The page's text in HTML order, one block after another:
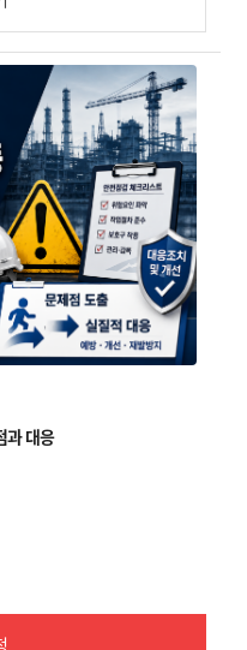
과 대응